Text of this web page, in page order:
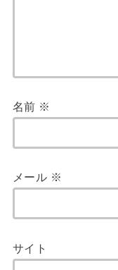
名前 ※
メール ※
サイト